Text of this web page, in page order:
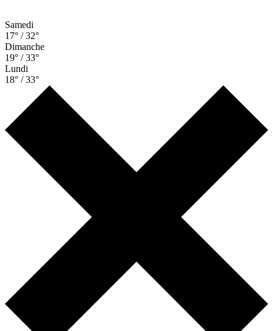
Samedi
17° / 32°
Dimanche
19° / 33°
Lundi
18° / 33°